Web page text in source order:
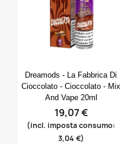
Anteprima
Dreamods - La Fabbrica Di
Cioccolato - Cioccolato - Mix
And Vape 20ml
19,07 €
(incl. imposta consumo:
3,04 €)